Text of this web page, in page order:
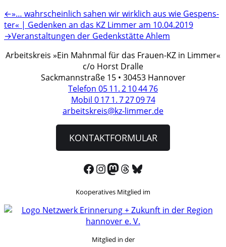
Beitragsnavigation
←Vorheriger
Beitrag:
»… wahr­schein­lich sahen wir wirk­lich aus wie Gespens­
ter« | Geden­ken an das KZ Limmer am 10.04.2019
→Nächster
Veran­stal­tun­gen der Gedenk­stätte Ahlem
Arbeitskreis »Ein Mahnmal für das Frauen-KZ in Limmer«
c/o Horst Dralle
Sackmannstraße 15 • 30453 Hannover
Telefon 05 11. 2 10 44 76
Mobil 0 17 1. 7 27 09 74
arbeitskreis@kz-limmer.de
KONTAKTFORMULAR
Facebook
Instagram
Mastodon
Threads
Bluesky
Kooperatives Mitglied im
Mitglied in der